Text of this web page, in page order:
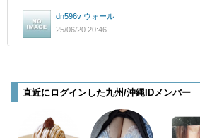
dn596v ウォール
25/06/20 20:46
直近にログインした九州/沖縄IDメンバー